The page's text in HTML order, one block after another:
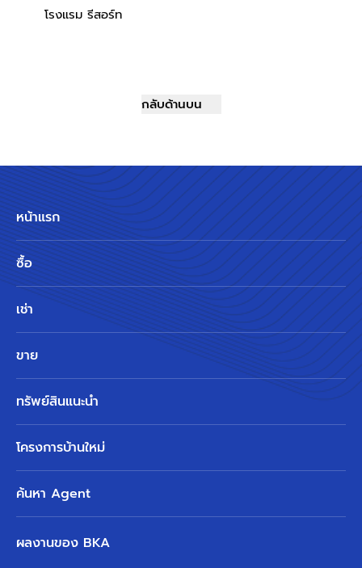
โรงแรม รีสอร์ท
กลับด้านบน
หน้าแรก
ซื้อ
เช่า
ขาย
ทรัพย์สินแนะนำ
โครงการบ้านใหม่
ค้นหา Agent
ผลงานของ BKA